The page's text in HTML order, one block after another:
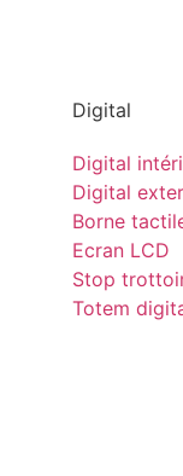
Digital
Digital
Digital
Borne
Ecran LCD
Stop
Totem